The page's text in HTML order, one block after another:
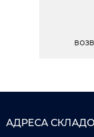
АДРЕСА